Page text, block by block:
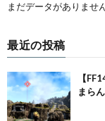
まだデータがありません
最近の投稿
【
まらん